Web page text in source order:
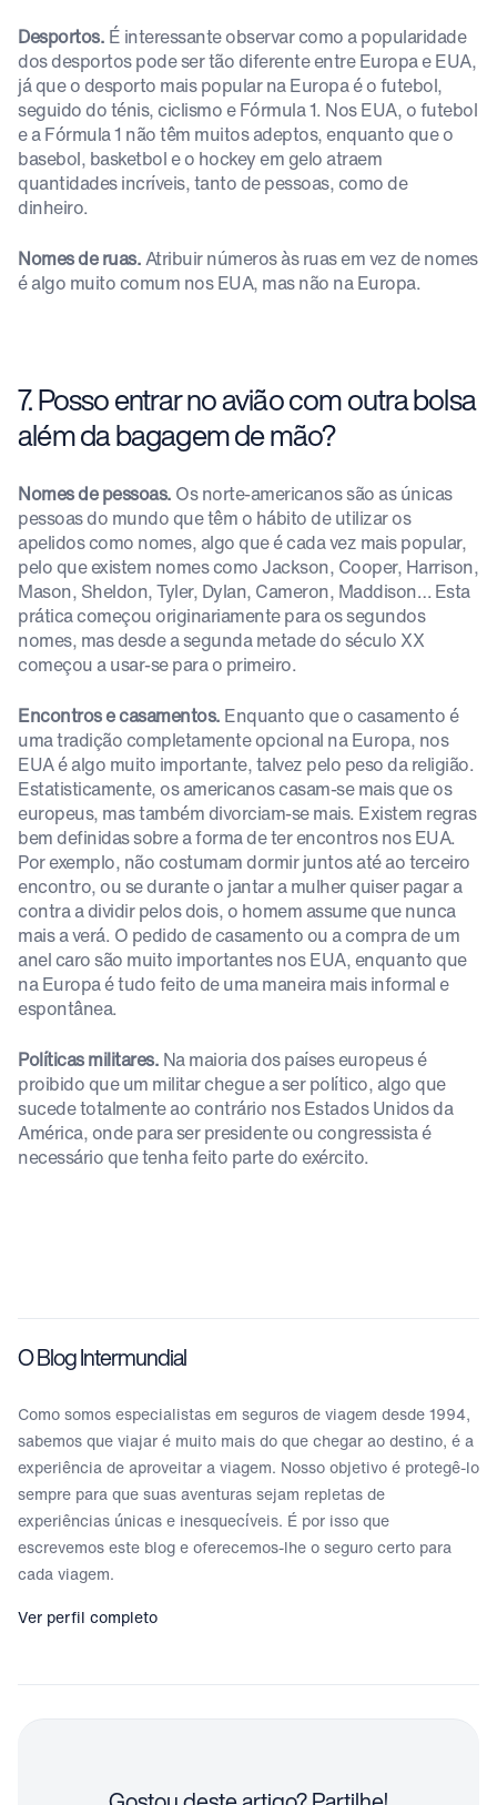
Desportos. É interessante observar como a popularidade
dos desportos pode ser tão diferente entre Europa e EUA,
já que o desporto mais popular na Europa é o futebol,
seguido do ténis, ciclismo e Fórmula 1. Nos EUA, o futebol
e a Fórmula 1 não têm muitos adeptos, enquanto que o
basebol, basketbol e o hockey em gelo atraem
quantidades incríveis, tanto de pessoas, como de
dinheiro.
Nomes de ruas.Atribuir números às ruas em vez de nomes
é algo muito comum nos EUA, mas não na Europa.
7. Posso entrar no avião com outra bolsa
além da bagagem de mão?
Nomes de pessoas. Os norte-americanos são as únicas
pessoas do mundo que têm o hábito de utilizar os
apelidos como nomes, algo que é cada vez mais popular,
pelo que existem nomes como Jackson, Cooper, Harrison,
Mason, Sheldon, Tyler, Dylan, Cameron, Maddison… Esta
prática começou originariamente para os segundos
nomes, mas desde a segunda metade do século XX
começou a usar-se para o primeiro.
Encontros e casamentos. Enquanto que o casamento é
uma tradição completamente opcional na Europa, nos
EUA é algo muito importante, talvez pelo peso da religião.
Estatisticamente, os americanos casam-se mais que os
europeus, mas também divorciam-se mais. Existem regras
bem definidas sobre a forma de ter encontros nos EUA.
Por exemplo, não costumam dormir juntos até ao terceiro
encontro, ou se durante o jantar a mulher quiser pagar a
contra a dividir pelos dois, o homem assume que nunca
mais a verá. O pedido de casamento ou a compra de um
anel caro são muito importantes nos EUA, enquanto que
na Europa é tudo feito de uma maneira mais informal e
espontânea.
Políticas militares. Na maioria dos países europeus é
proibido que um militar chegue a ser político, algo que
sucede totalmente ao contrário nos Estados Unidos da
América, onde para ser presidente ou congressista é
necessário que tenha feito parte do exército.
O Blog Intermundial
Como somos especialistas em seguros de viagem desde 1994,
sabemos que viajar é muito mais do que chegar ao destino, é a
experiência de aproveitar a viagem. Nosso objetivo é protegê-lo
sempre para que suas aventuras sejam repletas de
experiências únicas e inesquecíveis. É por isso que
escrevemos este blog e oferecemos-lhe o seguro certo para
cada viagem.
Ver perfil completo